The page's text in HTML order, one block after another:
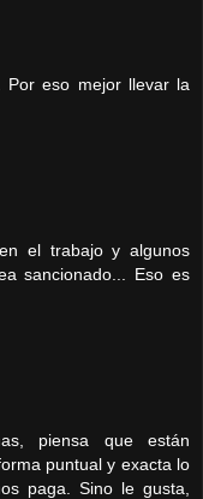
eso mejor llevar la
el trabajo y algunos
sancionado... Eso es
piensa que están
puntual y exacta lo
paga. Sino le gusta,